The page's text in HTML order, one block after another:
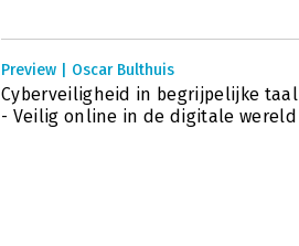
Preview | Oscar Bulthuis
Cyberveiligheid in begrijpelijke taal
- Veilig online in de digitale wereld